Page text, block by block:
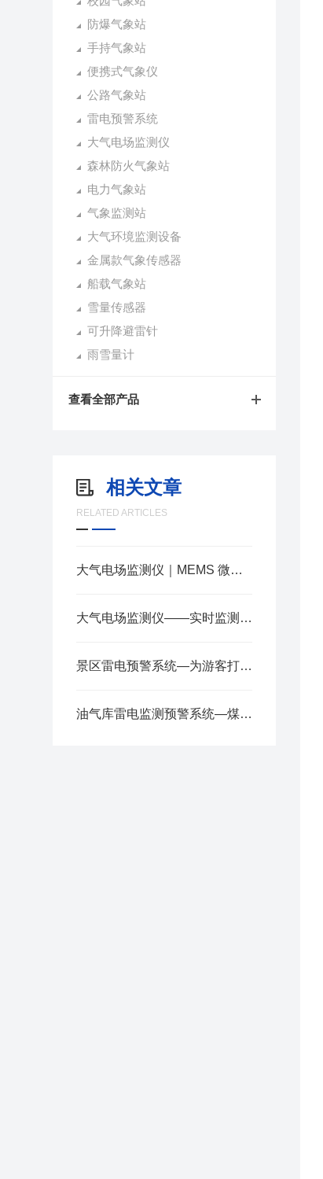
防爆气象站
手持气象站
便携式气象仪
公路气象站
雷电预警系统
大气电场监测仪
森林防火气象站
电力气象站
气象监测站
大气环境监测设备
金属款气象传感器
船载气象站
雪量传感器
可升降避雷针
雨雪量计
查看全部产品
相关文章
RELATED ARTICLES
大气电场监测仪｜MEMS 微机电技术，有效减少雨雪扬尘误报
大气电场监测仪——实时监测预警及时不漏报的雷电预警装置2025全+境+派+送
景区雷电预警系统—为游客打造一个更为安全、舒适旅游环境2025全+境+派+送
油气库雷电监测预警系统—煤矿/石油化工/储油罐雷电监测仪2024全+境+派+送